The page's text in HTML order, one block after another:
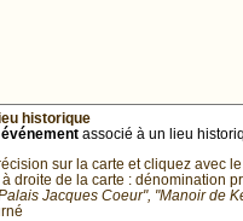
historique
associé à un lieu
sur la carte et cliquez avec
droite de la carte : dénomination
Jacques Coeur", "Manoir de